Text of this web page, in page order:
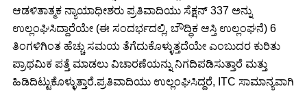
ಆಡಳಿತಾತ್ಮಕ ನ್ಯಾಯಾಧೀಶರು ಪ್ರತಿವಾದಿಯು ಸೆಕ್ಷನ್ 337 ಅನ್ನು
ಉಲ್ಲಂಘಿಸಿದ್ದಾರೆಯೇ (ಈ ಸಂದರ್ಭದಲ್ಲಿ, ಬೌದ್ಧಿಕ ಆಸ್ತಿ ಉಲ್ಲಂಘನೆ) 6
ತಿಂಗಳಿಗಿಂತ ಹೆಚ್ಚು ಸಮಯ ತೆಗೆದುಕೊಳ್ಳುತ್ತದೆಯೇ ಎಂಬುದರ ಕುರಿತು
ಪ್ರಾಥಮಿಕ ಪತ್ತೆ ಮಾಡಲು ವಿಚಾರಣೆಯನ್ನು ನಿಗದಿಪಡಿಸುತ್ತಾರೆ ಮತ್ತು
ಹಿಡಿದಿಟ್ಟುಕೊಳ್ಳುತ್ತಾರೆ.ಪ್ರತಿವಾದಿಯು ಉಲ್ಲಂಘಿಸಿದ್ದರೆ, ITC ಸಾಮಾನ್ಯವಾಗಿ